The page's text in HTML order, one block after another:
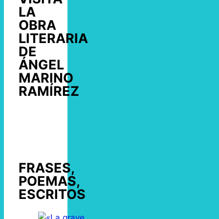
LA
OBRA
LITERARIA
DE
ÁNGEL
MARINO
RAMÍREZ
FRASES,
POEMAS,
ESCRITOS